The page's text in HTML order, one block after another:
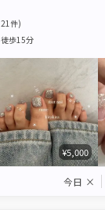
件)
歩15分
¥5,000
今日 ×